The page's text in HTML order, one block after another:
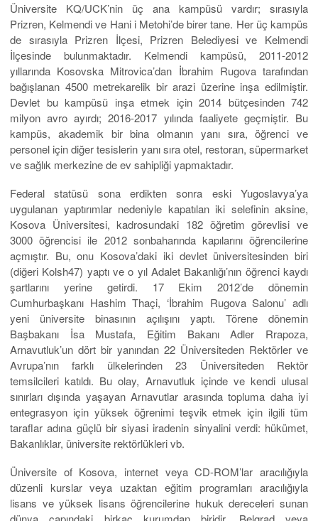
Üniversite KQ/UCK’nin üç ana kampüsü vardır; sırasıyla
Prizren, Kelmendi ve Hani i Metohi’de birer tane. Her üç kampüs
de sırasıyla Prizren İlçesi, Prizren Belediyesi ve Kelmendi
İlçesinde bulunmaktadır. Kelmendi kampüsü, 2011-2012
yıllarında Kosovska Mitrovica’dan İbrahim Rugova tarafından
bağışlanan 4500 metrekarelik bir arazi üzerine inşa edilmiştir.
Devlet bu kampüsü inşa etmek için 2014 bütçesinden 742
milyon avro ayırdı; 2016-2017 yılında faaliyete geçmiştir. Bu
kampüs, akademik bir bina olmanın yanı sıra, öğrenci ve
personel için diğer tesislerin yanı sıra otel, restoran, süpermarket
ve sağlık merkezine de ev sahipliği yapmaktadır.
Federal statüsü sona erdikten sonra eski Yugoslavya’ya
uygulanan yaptırımlar nedeniyle kapatılan iki selefinin aksine,
Kosova Üniversitesi, kadrosundaki 182 öğretim görevlisi ve
3000 öğrencisi ile 2012 sonbaharında kapılarını öğrencilerine
açmıştır. Bu, onu Kosova’daki iki devlet üniversitesinden biri
(diğeri Kolsh47) yaptı ve o yıl Adalet Bakanlığı’nın öğrenci kaydı
şartlarını yerine getirdi. 17 Ekim 2012’de dönemin
Cumhurbaşkanı Hashim Thaçi, ‘İbrahim Rugova Salonu’ adlı
yeni üniversite binasının açılışını yaptı. Törene dönemin
Başbakanı İsa Mustafa, Eğitim Bakanı Adler Rrapoza,
Arnavutluk’un dört bir yanından 22 Üniversiteden Rektörler ve
Avrupa’nın farklı ülkelerinden 23 Üniversiteden Rektör
temsilcileri katıldı. Bu olay, Arnavutluk içinde ve kendi ulusal
sınırları dışında yaşayan Arnavutlar arasında topluma daha iyi
entegrasyon için yüksek öğrenimi teşvik etmek için ilgili tüm
taraflar adına güçlü bir siyasi iradenin sinyalini verdi: hükümet,
Bakanlıklar, üniversite rektörlükleri vb.
Üniversite of Kosova, internet veya CD-ROM’lar aracılığıyla
düzenli kurslar veya uzaktan eğitim programları aracılığıyla
lisans ve yüksek lisans öğrencilerine hukuk dereceleri sunan